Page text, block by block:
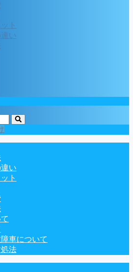
ト
い
い
ト
車について
処法